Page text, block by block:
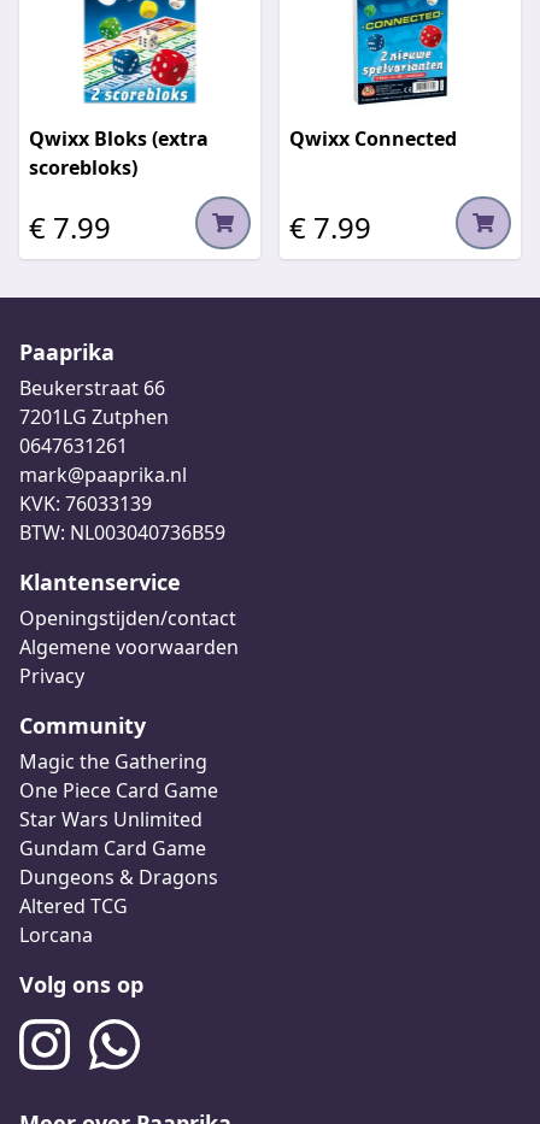
Qwixx Bloks (extra
scorebloks)
€ 7.99
Qwixx Connected
€ 7.99
Paaprika
Beukerstraat 66
7201LG Zutphen
0647631261
mark@paaprika.nl
KVK: 76033139
BTW: NL003040736B59
Klantenservice
Openingstijden/contact
Algemene voorwaarden
Privacy
Community
Magic the Gathering
One Piece Card Game
Star Wars Unlimited
Gundam Card Game
Dungeons & Dragons
Altered TCG
Lorcana
Volg ons op